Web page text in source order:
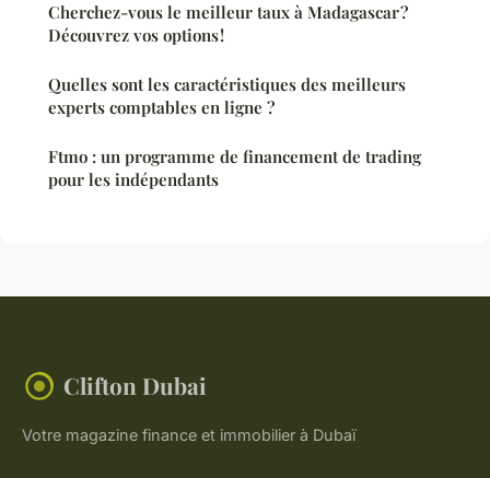
Cherchez-vous le meilleur taux à Madagascar ?
Découvrez vos options !
Quelles sont les caractéristiques des meilleurs
experts comptables en ligne ?
Ftmo : un programme de financement de trading
pour les indépendants
Clifton Dubai
Votre magazine finance et immobilier à Dubaï